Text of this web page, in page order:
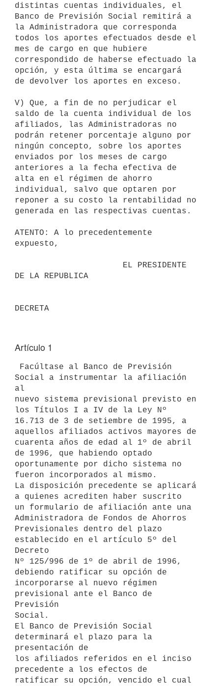
distintas cuentas individuales, el
Banco de Previsión Social remitirá a
la Administradora que corresponda
todos los aportes efectuados desde el
mes de cargo en que hubiere
correspondido de haberse efectuado la
opción, y esta última se encargará
de devolver los aportes en exceso.
V) Que, a fin de no perjudicar el
saldo de la cuenta individual de los
afiliados, las Administradoras no
podrán retener porcentaje alguno por
ningún concepto, sobre los aportes
enviados por los meses de cargo
anteriores a la fecha efectiva de
alta en el régimen de ahorro
individual, salvo que optaren por
reponer a su costo la rentabilidad no
generada en las respectivas cuentas.
ATENTO: A lo precedentemente
expuesto,
DE LA REPUBLICA
Artículo 1
Social a instrumentar la afiliación
al
nuevo sistema previsional previsto en
los Títulos I a IV de la Ley Nº
16.713 de 3 de setiembre de 1995, a
aquellos afiliados activos mayores de
cuarenta años de edad al 1º de abril
de 1996, que habiendo optado
oportunamente por dicho sistema no
fueron incorporados al mismo.
La disposición precedente se aplicará
a quienes acrediten haber suscrito
un formulario de afiliación ante una
Administradora de Fondos de Ahorros
Previsionales dentro del plazo
establecido en el artículo 5º del
Decreto
Nº 125/996 de 1º de abril de 1996,
debiendo ratificar su opción de
incorporarse al nuevo régimen
previsional ante el Banco de
Previsión
Social.
El Banco de Previsión Social
determinará el plazo para la
presentación de
los afiliados referidos en el inciso
precedente a los efectos de
ratificar su opción, vencido el cual